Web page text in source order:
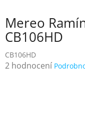
Mereo
CB106HD
CB106HD
Průměrné
2 hodnocení